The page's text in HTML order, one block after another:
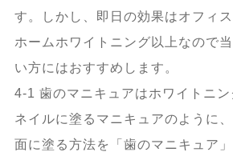
す。しかし、即日の効果はオフィ
ホームホワイトニング以上なので
い方にはおすすめします。
4-1 歯のマニキュアはホワイトニン
ネイルに塗るマニキュアのように
面に塗る方法を「歯のマニキュア」